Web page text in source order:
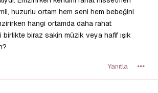
huzurlu ortam hem seni hem bebeğini
hangi ortamda daha rahat
biraz sakin müzik veya hafif ışık
Yanıtla